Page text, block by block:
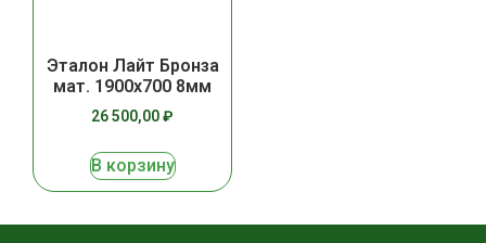
Эталон Лайт Бронза
мат. 1900х700 8мм
26 500,00₽
В корзину